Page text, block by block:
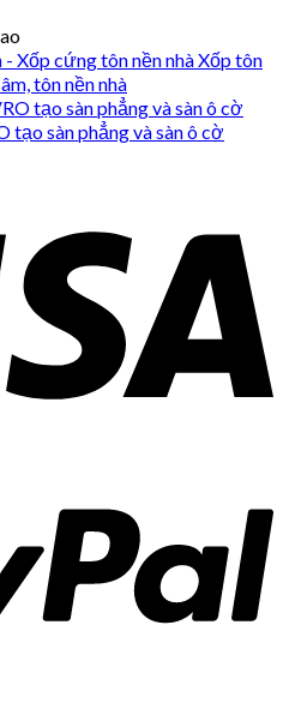
Xốp tôn
tôn nền nhà
tạo sàn phẳng và sàn ô cờ